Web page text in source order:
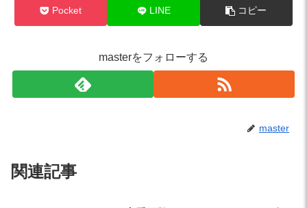
Pocket LINE コピー
masterをフォローする
master
関連記事